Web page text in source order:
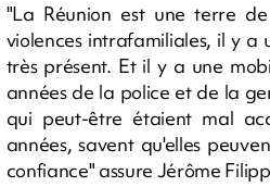
"La Réunion est une terre
violences intrafamiliales, il y a
très présent. Et il y a une
années de la police et de la
qui peut-être étaient mal
années, savent qu'elles
confiance" assure Jérôme